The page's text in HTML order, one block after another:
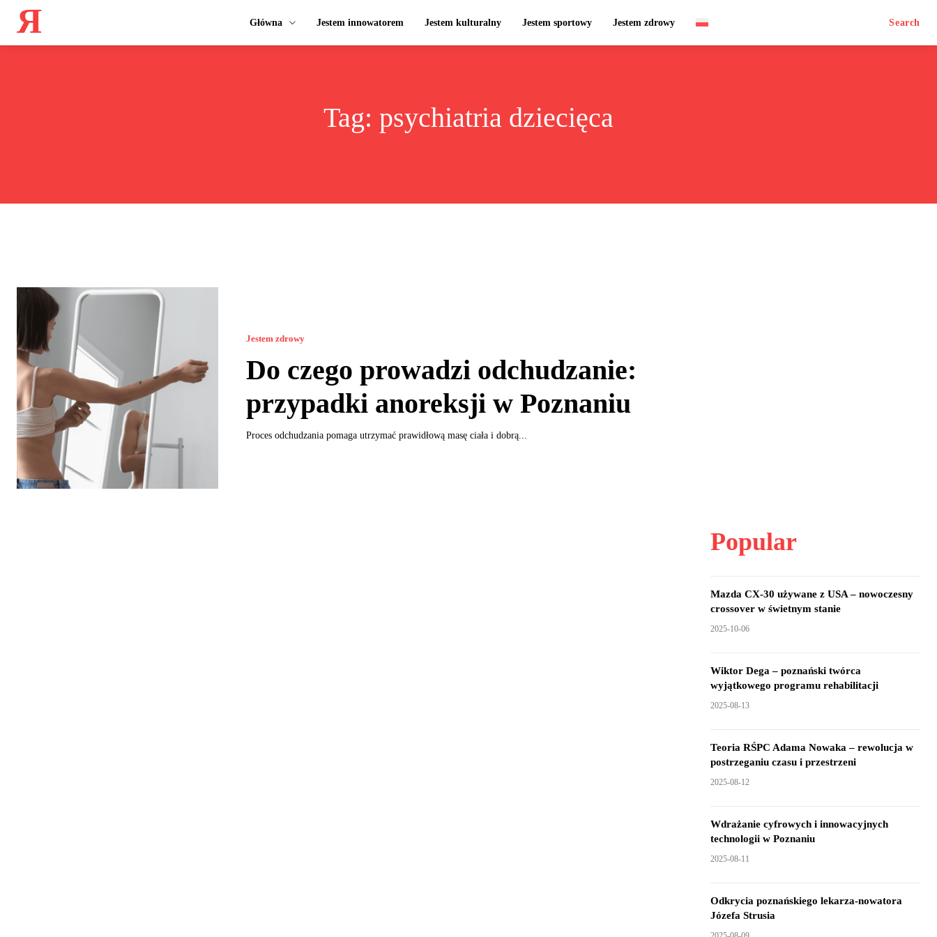
Я Główna Jestem innowatorem Jestem kulturalny Jestem sportowy Jestem zdrowy Search
Tag: psychiatria dziecięca
Jestem zdrowy
Do czego prowadzi odchudzanie:
przypadki anoreksji w Poznaniu
Proces odchudzania pomaga utrzymać prawidłową masę ciała i dobrą...
Popular
Mazda CX-30 używane z USA – nowoczesny
crossover w świetnym stanie
2025-10-06
Wiktor Dega – poznański twórca
wyjątkowego programu rehabilitacji
2025-08-13
Teoria RŚPC Adama Nowaka – rewolucja w
postrzeganiu czasu i przestrzeni
2025-08-12
Wdrażanie cyfrowych i innowacyjnych
technologii w Poznaniu
2025-08-11
Odkrycia poznańskiego lekarza-nowatora
Józefa Strusia